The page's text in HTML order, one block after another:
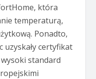
która
temperaturą,
Ponadto,
uzyskały certyfikat
standard